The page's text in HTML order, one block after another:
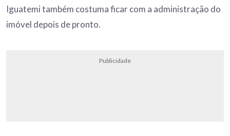
Iguatemi também costuma ficar com a administração do
imóvel depois de pronto.
Publicidade